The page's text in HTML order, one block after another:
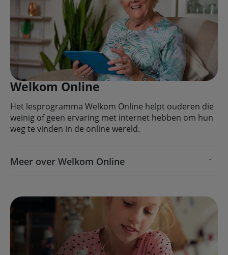
Welkom Online
Het lesprogramma Welkom Online helpt ouderen die
weinig of geen ervaring met internet hebben om hun
weg te vinden in de online wereld.
Meer over Welkom Online